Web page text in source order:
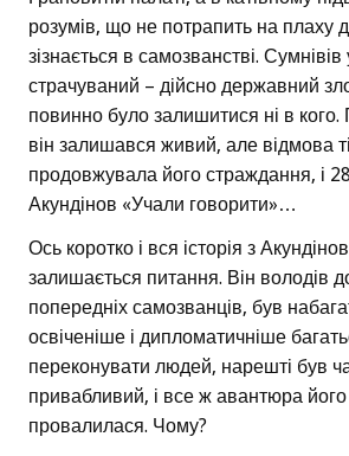
розумів, що не потрапить на плаху
зізнається в самозванстві.
страчуваний – дійсно державний
повинно було залишитися ні в кого.
він залишався живий, але відмова
продовжувала його страждання, і
Акундінов «Учали говорити»…
Ось коротко і вся історія з
залишається питання. Він володів
попередніх самозванців, був
освіченіше і дипломатичніше
переконувати людей, нарешті був
привабливий, і все ж авантюра
провалилася. Чому?